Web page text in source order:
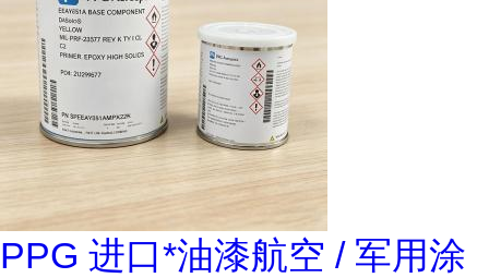
PPG 进口*油漆航空 / 军用涂